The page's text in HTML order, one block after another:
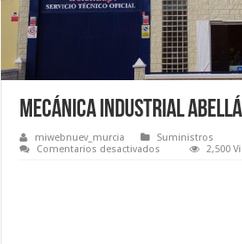
MECÁNICA INDUSTRIAL
miwebnuev_murcia
Suministros
Comentarios desactivados
2,500